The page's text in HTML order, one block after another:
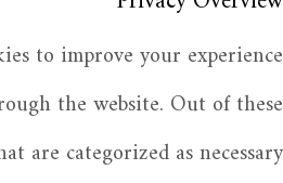
to improve your experience
the website. Out of these
are categorized as necessary